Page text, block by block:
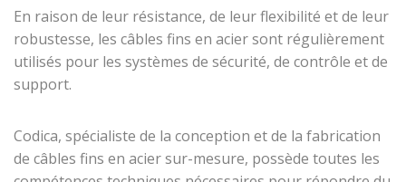
Embout tige
filetée
Embout boucle
câble acier de
Embout boucle
Tube plastique
POM / PE câble
acier
Malette Proto
Box pour câble
En raison de leur résistance, de leur flexibilité et de leur
robustesse, les câbles fins en aciersont régulièrement
utilisés pour les systèmes de sécurité, de contrôle et de
support.
Codica, spécialiste de la conception et de la fabrication
de câbles fins en acier sur-mesure, possède toutes les